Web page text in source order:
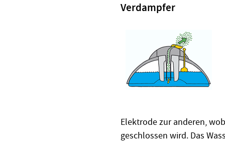
Verdampfer
Elektrode zur anderen,
geschlossen wird. Das